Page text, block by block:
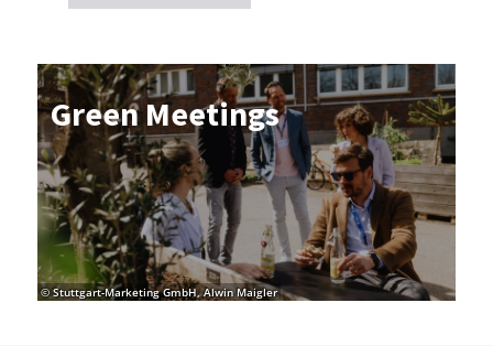
© Stuttgart-Marketing GmbH, Alwin Maigler
Green Mee­tings